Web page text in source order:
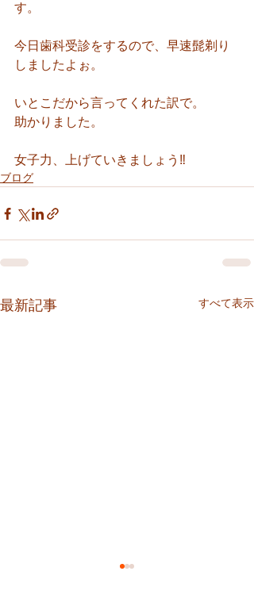
す。
今日歯科受診をするので、早速髭剃り
しましたよぉ。
いとこだから言ってくれた訳で。
助かりました。
女子力、上げていきましょう‼️
ブログ
最新記事 すべて表示